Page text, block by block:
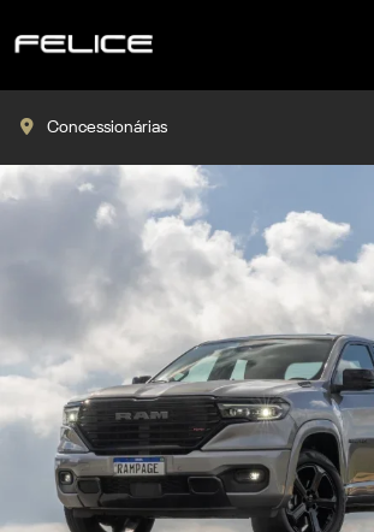
Concessionárias